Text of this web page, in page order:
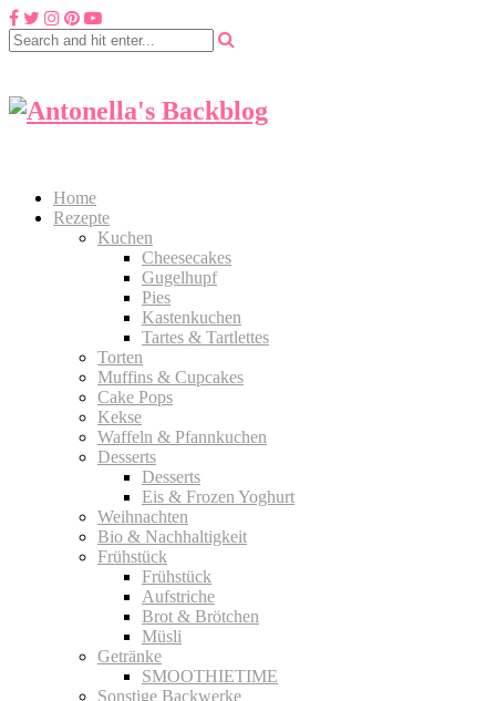
Home
Rezepte
Kuchen
Cheesecakes
Gugelhupf
Pies
Kastenkuchen
Tartes & Tartlettes
Torten
Muffins & Cupcakes
Cake Pops
Kekse
Waffeln & Pfannkuchen
Desserts
Desserts
Eis & Frozen Yoghurt
Weihnachten
Bio & Nachhaltigkeit
Frühstück
Frühstück
Aufstriche
Brot & Brötchen
Müsli
Getränke
SMOOTHIETIME
Sonstige Backwerke